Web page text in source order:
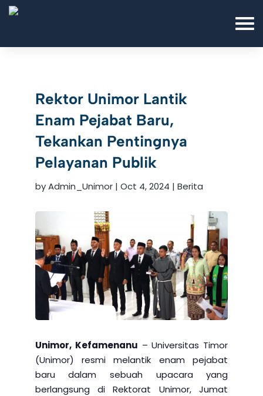
Rektor Unimor Lantik
Enam Pejabat Baru,
Tekankan Pentingnya
Pelayanan Publik
byAdmin_Unimor| Oct 4, 2024 | Berita
Unimor, Kefamenanu – Universitas Timor
(Unimor) resmi melantik enam pejabat
baru dalam sebuah upacara yang
berlangsung di Rektorat Unimor, Jumat